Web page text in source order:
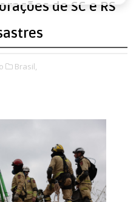
de SC e RS
Brasil,